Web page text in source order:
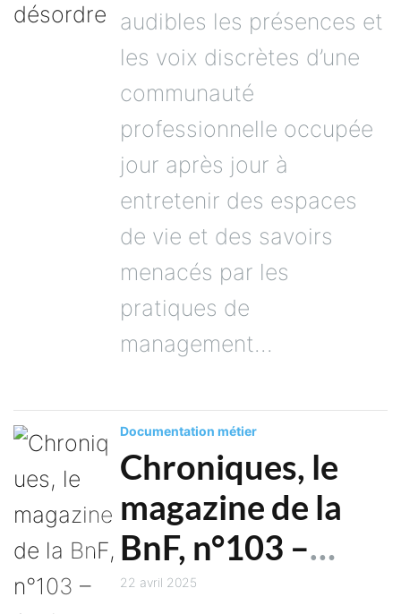
audibles les présences et
les voix discrètes d’une
communauté
professionnelle occupée
jour après jour à
entretenir des espaces
de vie et des savoirs
menacés par les
pratiques de
management...
Documentation métier
Chroniques, le
magazine de la
BnF, n°103 –
Avril-juillet 2025
22 avril 2025